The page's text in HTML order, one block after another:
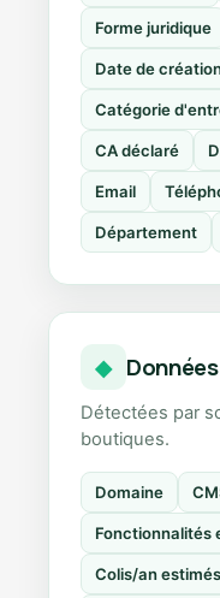
Forme juridique
Date de
Catégorie
CA déclaré
Email
Département
◆
Détectées par
boutiques.
Domaine
Fonctionnalités
Colis/an estimés